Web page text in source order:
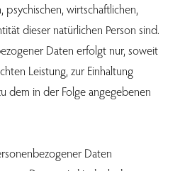
wirtschaftlichen,
dieser natürlichen Person sind.
Daten erfolgt nur, soweit
Leistung, zur Einhaltung
dem in der Folge angegebenen
Daten